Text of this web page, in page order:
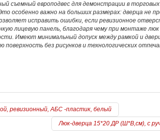
съемный европодвес для демонстрации в
особенно важно на больших размерах: дверца
исправить ошибки, если ревизионное
лицевую панель, благодаря чему при монтаже
Имеют минимальный допуск между рамкой и
без рисунков и технологических
ревизионный, АБС -пластик, белый
Люк-дверца 15*20 ДР (Ш*В,см), с